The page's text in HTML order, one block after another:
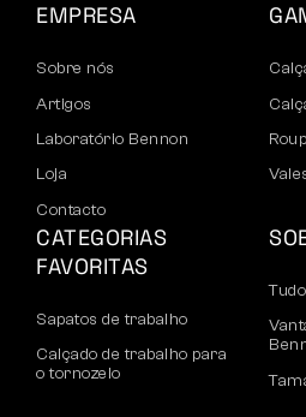
EMPRESA
Sobre nós
Artigos
Laboratório Bennon
Loja
Contacto
CATEGORIAS
FAVORITAS
Sapatos de trabalho
Calçado de trabalho para
o tornozelo